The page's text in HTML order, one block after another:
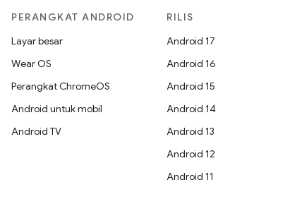
PERANGKAT ANDROID
Layar besar
Wear OS
Perangkat ChromeOS
Android untuk mobil
Android TV
RILIS
Android 17
Android 16
Android 15
Android 14
Android 13
Android 12
Android 11